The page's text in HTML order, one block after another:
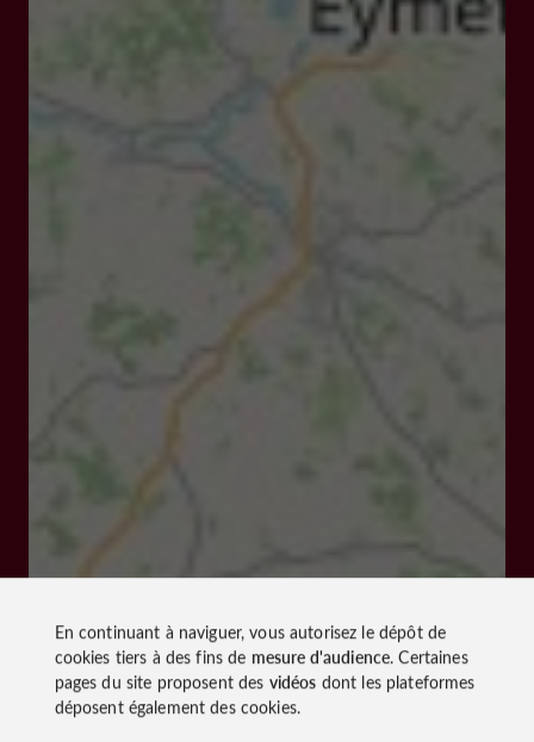
En continuant à naviguer, vous autorisez le dépôt de
cookies tiers à des fins de mesure d'audience. Certaines
pages du site proposent des vidéos dont les plateformes
déposent également des cookies.